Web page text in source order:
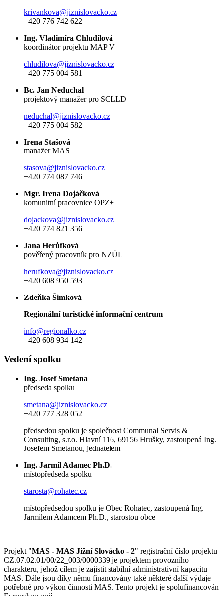
krivankova@jiznislovacko.cz
+420 776 742 622
Ing. Vladimíra Chludilová
koordinátor projektu MAP V
chludilova@jiznislovacko.cz
+420 775 004 581
Bc. Jan Neduchal
projektový manažer pro SCLLD
neduchal@jiznislovacko.cz
+420 775 004 582
Irena Stašová
manažer MAS
stasova@jiznislovacko.cz
+420 774 087 746
Mgr. Irena Dojáčková
komunitní pracovnice OPZ+
dojackova@jiznislovacko.cz
+420 774 821 356
Jana Herůfková
pověřený pracovník pro NZÚL
herufkova@jiznislovacko.cz
+420 608 950 593
Zdeňka Šimková
Regionální turistické informační centrum
info@regionalko.cz
+420 608 934 142
Vedení spolku
Ing. Josef Smetana
předseda spolku
smetana@jiznislovacko.cz
+420 777 328 052
předsedou spolku je společnost Communal Servis &
Consulting, s.r.o. Hlavní 116, 69156 Hrušky, zastoupená Ing.
Josefem Smetanou, jednatelem
Ing. Jarmil Adamec Ph.D.
místopředseda spolku
starosta@rohatec.cz
místopředsedou spolku je Obec Rohatec, zastoupená Ing.
Jarmilem Adamcem Ph.D., starostou obce
Projekt "MAS - MAS Jižní Slovácko - 2" registrační číslo projektu
CZ.07.02.01/00/22_003/0000339 je projektem provozního
charakteru, jehož cílem je zajistit stabilní administrativní kapacitu
MAS. Dále jsou díky němu financovány také některé další výdaje
potřebné pro výkon činnosti MAS. Tento projekt je spolufinancován